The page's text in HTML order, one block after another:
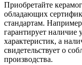
Приобретайте
обладающих
стандартам.
гарантирует
характеристик, а
свидетельствует о
производства.